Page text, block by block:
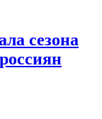
сезона